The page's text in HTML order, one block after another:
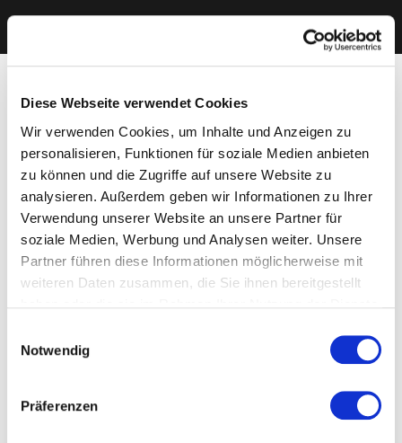
Diese Webseite verwendet Cookies
Wir verwenden Cookies, um Inhalte und Anzeigen zu
personalisieren, Funktionen für soziale Medien anbieten
zu können und die Zugriffe auf unsere Website zu
analysieren. Außerdem geben wir Informationen zu Ihrer
Verwendung unserer Website an unsere Partner für
soziale Medien, Werbung und Analysen weiter. Unsere
Partner führen diese Informationen möglicherweise mit
weiteren Daten zusammen, die Sie ihnen bereitgestellt
Cookies, wenn Sie unsere Webseite weiterhin nutzen.
Notwendig
Präferenzen